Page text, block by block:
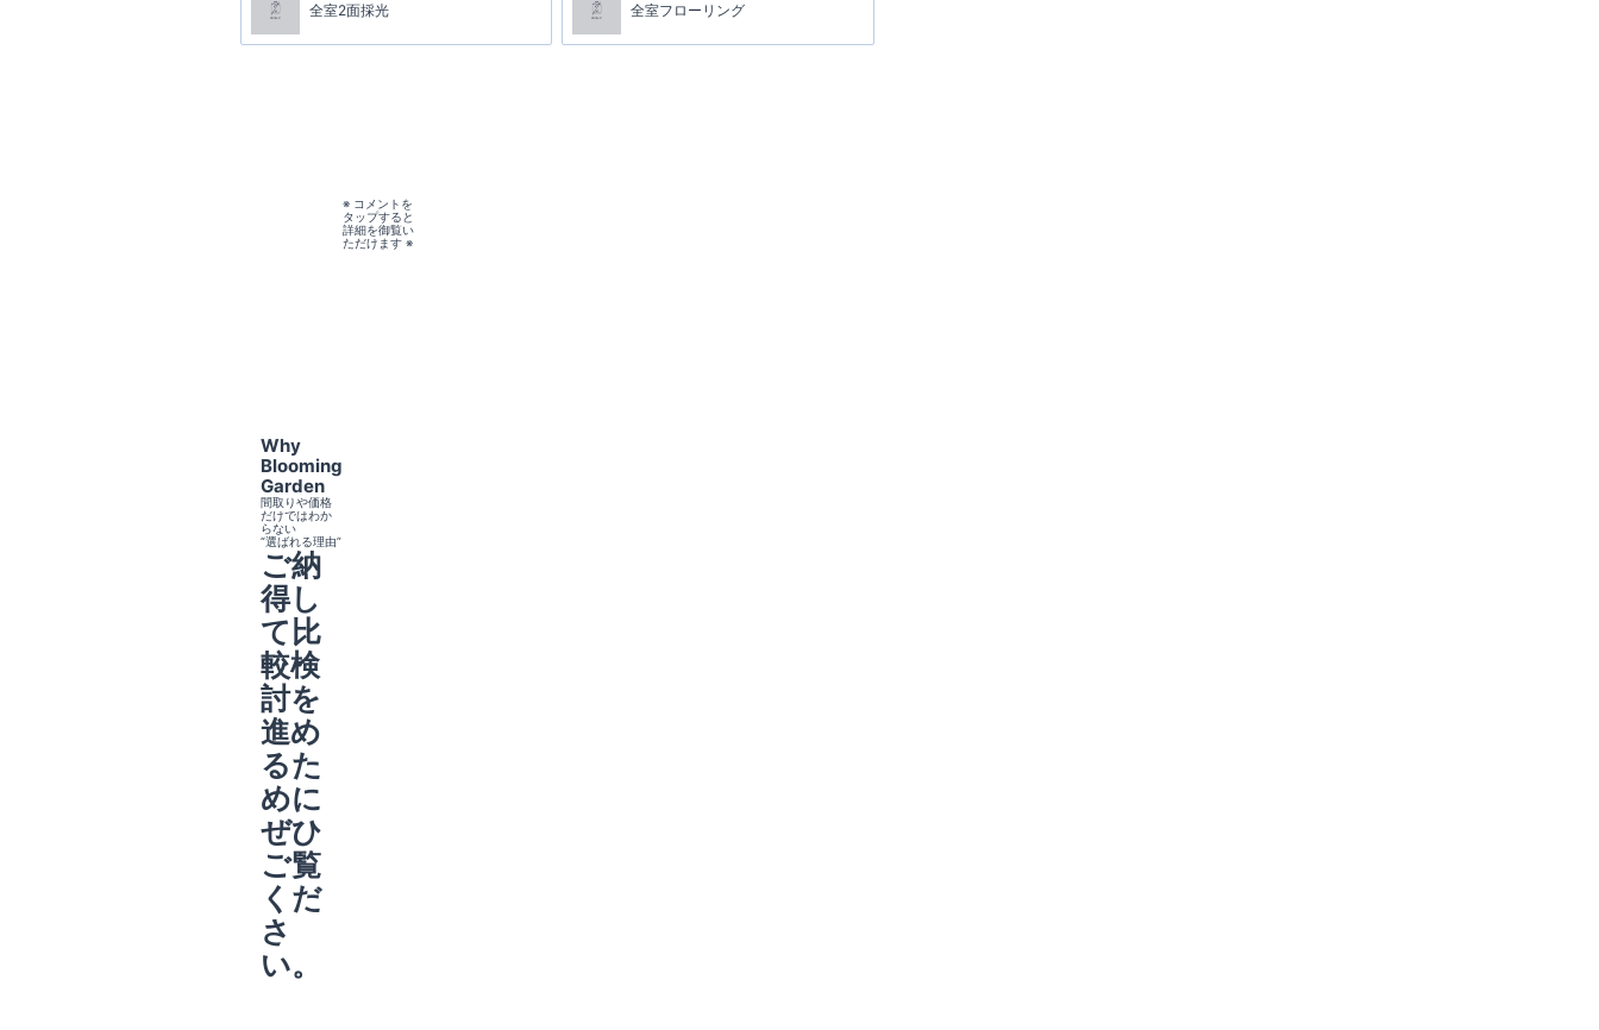
全室2面採光 全室フローリング
Why
Blooming
Garden
間取りや価格
だけではわか
らない
“選ばれる理由”
ご納
得し
て比
較検
討を
進め
るた
めに
ぜひ
ご覧
くだ
さ
い。
※ コメントを
タップすると
詳細を御覧い
ただけます ※